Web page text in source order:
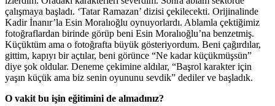
çalışmaya başladı. ‘Tatar Ramazan’ dizisi çekilecekti. Orijinalinde
Kadir İnanır’la Esin Moralıoğlu oynuyorlardı. Ablamla çektiğimiz
fotoğraflardan birinde görüp beni Esin Moralıoğlu’na benzetmiş.
Küçüktüm ama o fotoğrafta büyük gösteriyordum. Beni çağırdılar,
gittim, kapıyı bir açtılar, beni görünce “Ne kadar küçükmüşsün”
diye şok oldular. Deneme çekimine aldılar, “Başrol karakter için
yaşın küçük ama biz senin oyununu sevdik” dediler ve başladık.
O vakit bu işin eğitimini de almadınız?